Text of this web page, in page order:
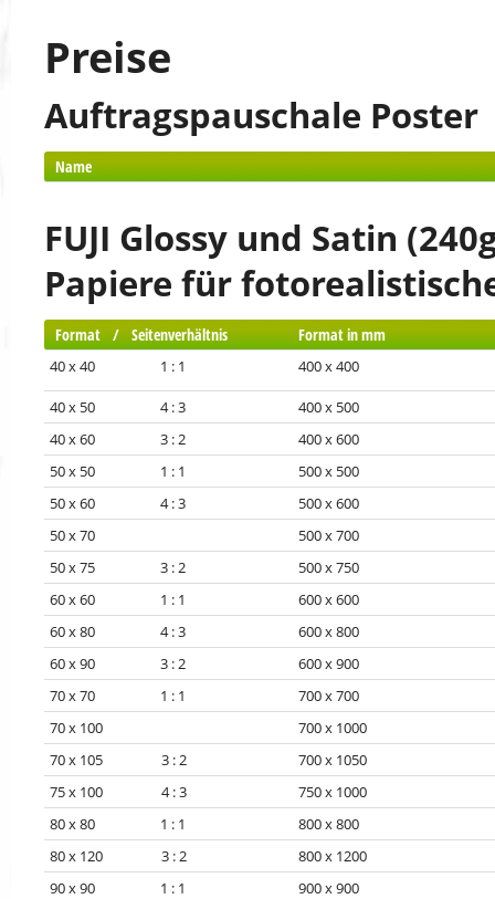
Preise
Auftragspauschale Poster
Name
FUJI Glossy und Satin
Papiere für
Format / Seitenverhältnis Format in mm
40 x 40 1 : 1 400 x 400
40 x 50 4 : 3
400 x 500
40 x 60 3 : 2
400 x 600
50 x 50 1 : 1
500 x 500
50 x 60 4 : 3
500 x 600
50 x 70
500 x 700
50 x 75 3 : 2
500 x 750
60 x 60 1 : 1
600 x 600
60 x 80 4 : 3
600 x 800
60 x 90 3 : 2
600 x 900
70 x 70 1 : 1
700 x 700
70 x 100
700 x 1000
70 x 105 3 : 2
700 x 1050
75 x 100 4 : 3
750 x 1000
80 x 80 1 : 1
800 x 800
80 x 120 3 : 2
800 x 1200
90 x 90 1 : 1
900 x 900